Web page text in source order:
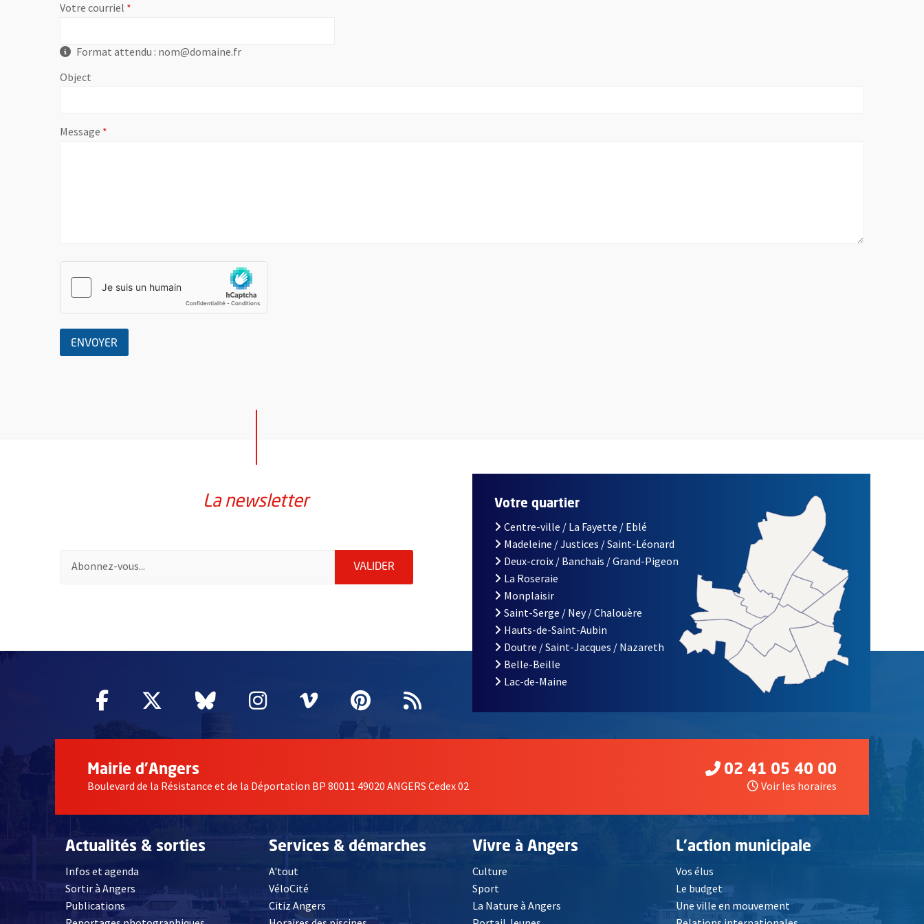
Votre courriel , champ obligatoire
Format attendu : nom@domaine.fr
Object
Message , champ obligatoire
ENVOYER
La newsletter
Pour vous inscrire à la lettre d'information de la ville d'Angers, indiquez votre email (champ obligatoire)
VALIDER ENVOYER MA DEMANDE D'INSCRIPTION À LA LETTRE D'INFORMATION DE LA VILLE D'ANGERS
Facebook
, Ouvre une nouvelle fenêtre
Twitter
, Ouvre une nouvelle fenêtre
Bluesky
, Ouvre une nouvelle fenêtre
Instagram
, Ouvre une nouvelle fenêtre
Vimeo
, Ouvre une nouvelle fenêtre
Pinterest
, Ouvre une nouvelle fenêtre
Flux RSS
Votre quartier
Centre-ville / La Fayette / Eblé
Madeleine / Justices / Saint-Léonard
Deux-croix / Banchais / Grand-Pigeon
La Roseraie
Monplaisir
Saint-Serge / Ney / Chalouère
Hauts-de-Saint-Aubin
Doutre / Saint-Jacques / Nazareth
Belle-Beille
Lac-de-Maine
Mairie d'Angers
Boulevard de la Résistance et de la Déportation BP 80011 49020 ANGERS Cedex 02
02 41 05 40 00
Voir les horaires
Actualités & sorties
Infos et agenda
Sortir à Angers
Publications
Services & démarches
A'tout
VéloCité
Citiz Angers , Ouvre une nouvelle fenêtre
Vivre à Angers
Culture
Sport
La Nature à Angers
L'action municipale
Vos élus
Le budget
Une ville en mouvement